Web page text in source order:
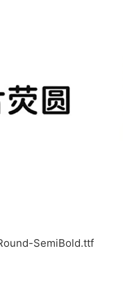
SemiBold.ttf